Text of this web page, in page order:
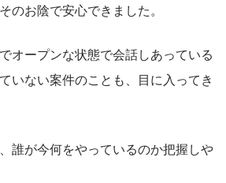
のお陰で安心できました。
オープンな状態で会話しあっている
いない案件のことも、目に入ってき
誰が今何をやっているのか把握しや